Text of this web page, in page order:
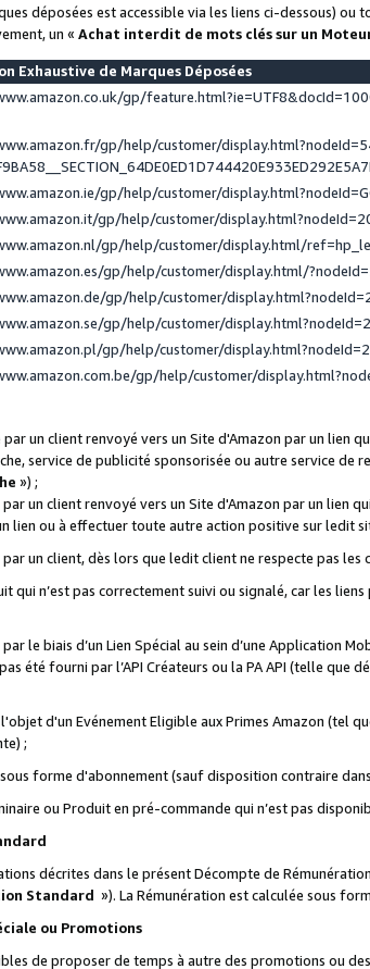
déposées est accessible via les liens ci-dessous)
un « Achat interdit de mots clés sur un
Exhaustive de Marques Déposées
gp/
gp/help/customer/
gp/help/customer/
gp/help/customer/
gp/help/customer/display.html/
gp/help/customer/display.html/
gp/help/customer/
gp/help/customer/
gp/help/customer/
gp/help/customer/
un client renvoyé vers un Site d'Amazon par un lien
service de publicité sponsorisée ou autre service de
») ;
un client renvoyé vers un Site d'Amazon par un lien
lien ou à effectuer toute autre action positive sur ledit
un client, dès lors que ledit client ne respecte pas les
qui n’est pas correctement suivi ou signalé, car les
le biais d’un Lien Spécial au sein d’une Application
été fourni par l’API Créateurs ou la PA API (telle que
d'un Evénement Eligible aux Primes Amazon (tel
;
forme d'abonnement (sauf disposition contraire
ou Produit en pré-commande qui n’est pas
décrites dans le présent Décompte de
Standard »). La Rémunération est calculée sous
ou Promotions
de proposer de temps à autre des promotions ou